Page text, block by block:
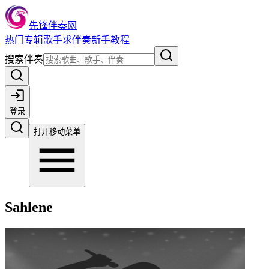
先锋伴奏网
热门 专辑歌手求伴奏新手教程
搜索伴奏
登录
打开移动菜单
Sahlene